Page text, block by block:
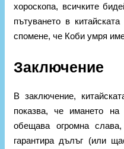
хороскопа, всичките
пътуването в
спомене, че Коби умря
Заключение
В заключение,
показва, че имането на
обещава огромна
гарантира дълъг (или